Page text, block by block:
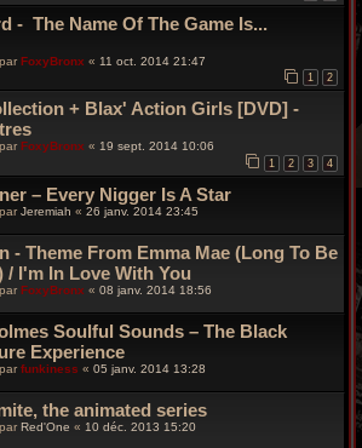
- The Name Of The Game Is...
FoxyBronx « 11 oct. 2014 21:47
1 2
+ Blax' Action Girls [DVD] -
FoxyBronx « 19 sept. 2014 10:06
1 2 3 4
– Every Nigger Is A Star
Jeremiah « 26 janv. 2014 23:45
- Theme From Emma Mae (Long To Be
/ I'm In Love With You
FoxyBronx « 08 janv. 2014 18:56
Soulful Sounds – The Black
Experience
funkiness « 05 janv. 2014 13:28
the animated series
Red'One « 10 déc. 2013 15:20